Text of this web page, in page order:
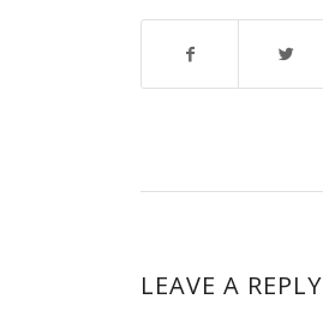
LEAVE A REPLY